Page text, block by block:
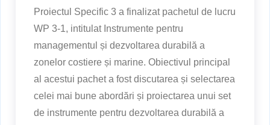
Proiectul Specific 3 a finalizat pachetul de lucru
WP 3-1, intitulat Instrumente pentru
managementul și dezvoltarea durabilă a
zonelor costiere și marine. Obiectivul principal
al acestui pachet a fost discutarea și selectarea
celei mai bune abordări și proiectarea unui set
de instrumente pentru dezvoltarea durabilă a